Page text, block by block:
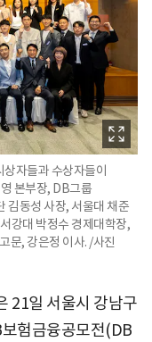
자들과 수상자들이
본부장, DB그룹
김동성 사장, 서울대 채준
강대 박정수 경제대학장,
문, 강은정 이사. /사진
21일 서울시 강남구
험금융공모전(DB